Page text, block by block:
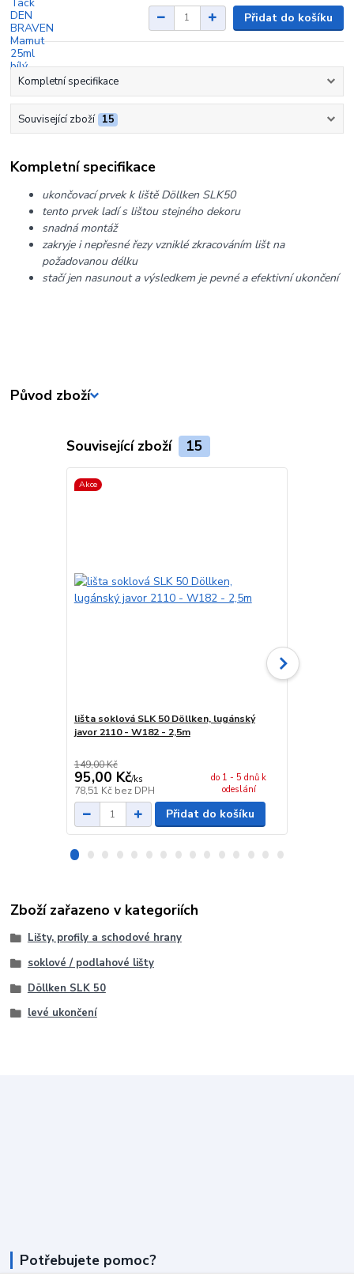
Přidat do košíku
Kompletní specifikace
Související zboží 15
Kompletní specifikace
ukončovací prvek k liště Döllken SLK50
tento prvek ladí s lištou stejného dekoru
snadná montáž
zakryje i nepřesné řezy vzniklé zkracováním lišt na
požadovanou délku
stačí jen nasunout a výsledkem je pevné a efektivní ukončení
Původ zboží
Související zboží 15
Akce
lišta soklová SLK 50 Döllken, lugánský
javor 2110 - W182 - 2,5m
149,00 Kč
95,00 Kč/ks
78,51 Kč bez DPH
do 1 - 5 dnů k
odeslání
Přidat do košíku
Zboží zařazeno v kategoriích
Lišty, profily a schodové hrany
soklové / podlahové lišty
Döllken SLK 50
levé ukončení
Potřebujete pomoc?